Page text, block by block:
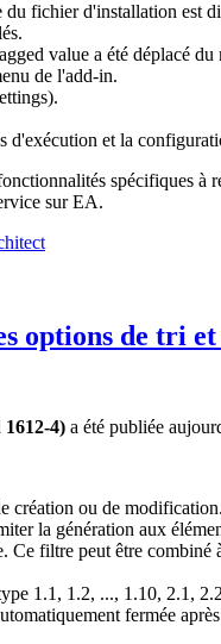
du fichier d'installation est
value a été déplacé
de l'add-in.
d'exécution et la
spécifiques à
sur EA.
options de tri
4) a été publiée
création ou de modification.
la génération aux
Ce filtre peut être
1.1, 1.2, ..., 1.10, 2.1,
fermée